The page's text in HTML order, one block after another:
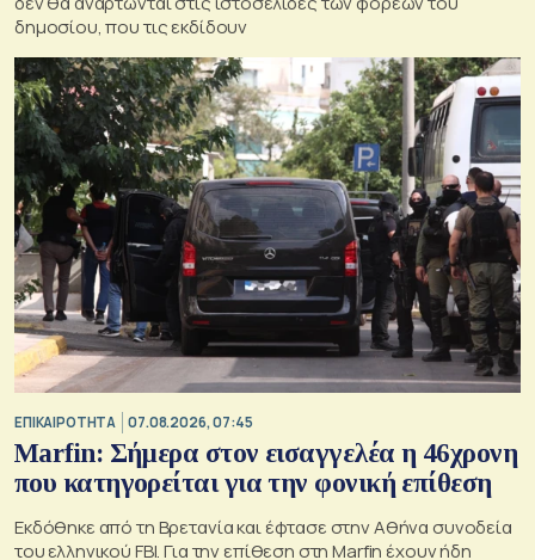
δημοσίου, που τις εκδίδουν
ΕΠΙΚΑΙΡΟΤΗΤΑ 07.08.2026, 07:45
Marfin: Σήμερα στον εισαγγελέα η 46χρονη
που κατηγορείται για την φονική επίθεση
Εκδόθηκε από τη Βρετανία και έφτασε στην Αθήνα συνοδεία
του ελληνικού FBI. Για την επίθεση στη Marfin έχουν ήδη